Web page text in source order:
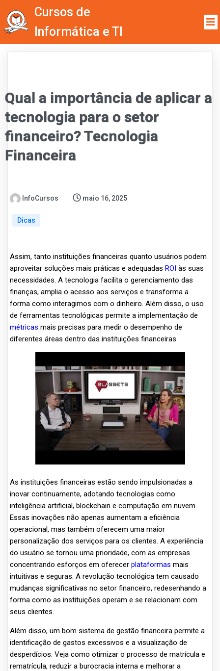
Cursos de
Informática e TI
Qual a importância de aplicar a
tecnologia para o setor
financeiro? Tecnologia
Financeira
InfoCursos maio 16, 2025
Dicas
Assim, tanto instituições financeiras quanto usuários podem
aproveitar soluções mais práticas e adequadas ROI às suas
necessidades. A tecnologia facilita o gerenciamento das
finanças, amplia o acesso aos serviços e transforma a
forma como interagimos com o dinheiro. Além disso, o uso
de ferramentas tecnológicas permite a implementação de
métricas mais precisas para medir o desempenho de
diferentes áreas dentro das instituições financeiras.
As instituições financeiras estão sendo impulsionadas a
inovar continuamente, adotando tecnologias como
inteligência artificial, blockchain e computação em nuvem.
Essas inovações não apenas aumentam a eficiência
operacional, mas também oferecem uma maior
personalização dos serviços para os clientes. A experiência
do usuário se tornou uma prioridade, com as empresas
concentrando esforços em oferecer plataformas mais
intuitivas e seguras. A revolução tecnológica tem causado
mudanças significativas no setor financeiro, redesenhando a
forma como as instituições operam e se relacionam com
seus clientes.
Além disso, um bom sistema de gestão financeira permite a
identificação de gastos excessivos e a visualização de
desperdícios. Veja como otimizar o processo de matrícula e
rematrícula, reduzir a burocracia interna e melhorar a